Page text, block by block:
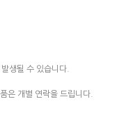
생될 수 있습니다.
은 개별 연락을 드립니다.